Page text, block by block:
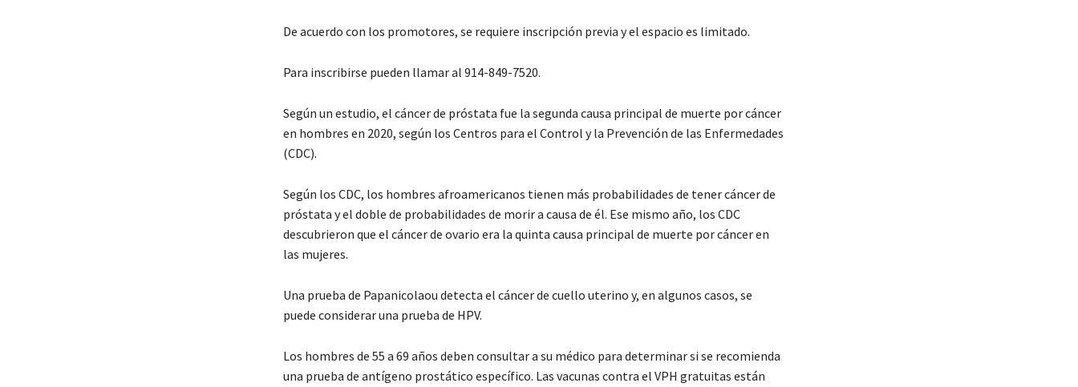
De acuerdo con los promotores, se requiere inscripción previa y el espacio es limitado.
Para inscribirse pueden llamar al 914-849-7520.
Según un estudio, el cáncer de próstata fue la segunda causa principal de muerte por cáncer
en hombres en 2020, según los Centros para el Control y la Prevención de las Enfermedades
(CDC).
Según los CDC, los hombres afroamericanos tienen más probabilidades de tener cáncer de
próstata y el doble de probabilidades de morir a causa de él. Ese mismo año, los CDC
descubrieron que el cáncer de ovario era la quinta causa principal de muerte por cáncer en
las mujeres.
Una prueba de Papanicolaou detecta el cáncer de cuello uterino y, en algunos casos, se
puede considerar una prueba de HPV.
Los hombres de 55 a 69 años deben consultar a su médico para determinar si se recomienda
una prueba de antígeno prostático específico. Las vacunas contra el VPH gratuitas están